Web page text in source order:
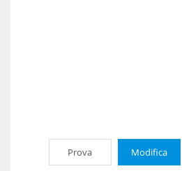
Prova Modifica